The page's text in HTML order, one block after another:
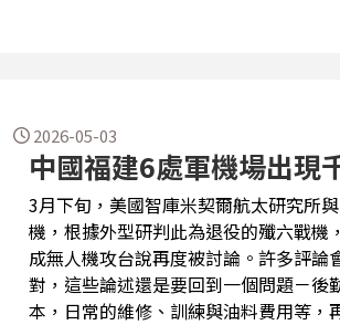
中國福建6處軍機場出現
3月下旬，美國智庫米契爾航太研究所
機，根據外型研判此為退役的殲六戰
成無人機攻台說再度被討論。許多評
對，這些論述還是要回到一個問題－
本，日常的維修、訓練與油料費用等
2026-05-03